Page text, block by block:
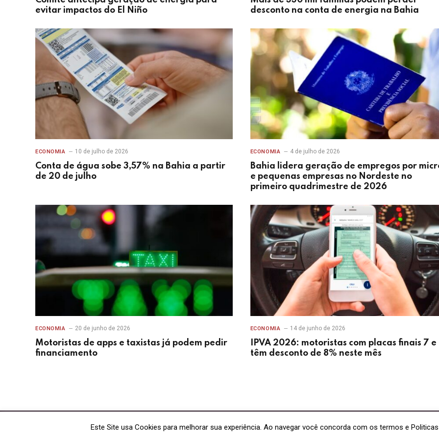
evitar impactos do El Niño
desconto na conta de energia na Bahia
ECONOMIA 10 de julho de 2026
Conta de água sobe 3,57% na Bahia a partir
de 20 de julho
ECONOMIA 4 de julho de 2026
Bahia lidera geração de empregos por
e pequenas empresas no Nordeste no
primeiro quadrimestre de 2026
ECONOMIA 20 de junho de 2026
Motoristas de apps e taxistas já podem pedir
financiamento
ECONOMIA 14 de junho de 2026
IPVA 2026: motoristas com placas finais 7 e
têm desconto de 8% neste mês
© 2026 Que Agito - Todos os direitos reservados - CNPJ: 64.884.270/0001-95
Este Site usa Cookies para melhorar sua experiência. Ao navegar você concorda com os termos e